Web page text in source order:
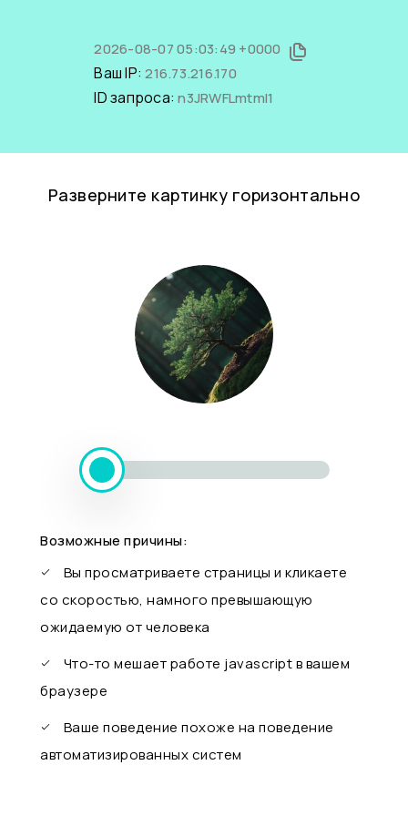
2026-08-07 05:03:49 +0000
Ваш IP:216.73.216.170
ID запроса:n3JRWFLmtmI1
Разверните картинку горизонтально
Возможные причины:
Вы просматриваете страницы и кликаете
со скоростью, намного превышающую
ожидаемую от человека
Что-то мешает работе javascript в вашем
браузере
Ваше поведение похоже на поведение
автоматизированных систем